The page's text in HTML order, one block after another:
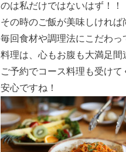
のは私だけではないはず！！
その時のご飯が美味しければ
毎回食材や調理法にこだわ
料理は、心もお腹も大満足間
ご予約でコース料理も受け
安心ですね！